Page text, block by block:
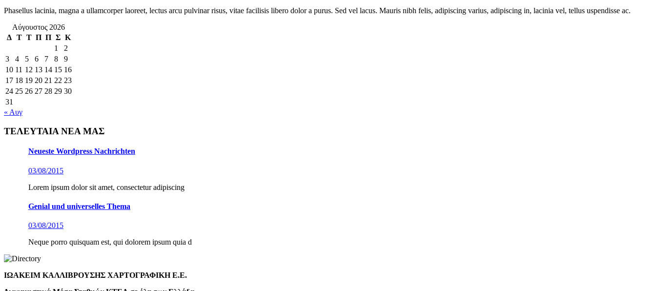
Phasellus lacinia, magna a ullamcorper laoreet, lectus arcu pulvinar risus, vitae facilisis libero dolor a purus. Sed vel lacus. Mauris nibh felis, adipiscing varius, adipiscing in, lacinia vel, tellus uspendisse ac.
Αύγουστος 2026
Δ Τ Τ Π Π Σ Κ
1
2
3
4 5 6 7 8
9
10 11 12 13 14 15 16
17 18 19 20 21 22 23
24 25 26 27 28 29 30
31
« Αυγ
ΤΕΛΕΥΤΑΙΑ ΝΕΑ ΜΑΣ
Neueste Wordpress Nachrichten
03/08/2015
Lorem ipsum dolor sit amet, consectetur adipiscing
Genial und universelles Thema
03/08/2015
Neque porro quisquam est, qui dolorem ipsum quia d
ΙΩΑΚΕΙΜ ΚΑΛΛΙΒΡΟΥΣΗΣ ΧΑΡΤΟΓΡΑΦΙΚΗ Ε.Ε.